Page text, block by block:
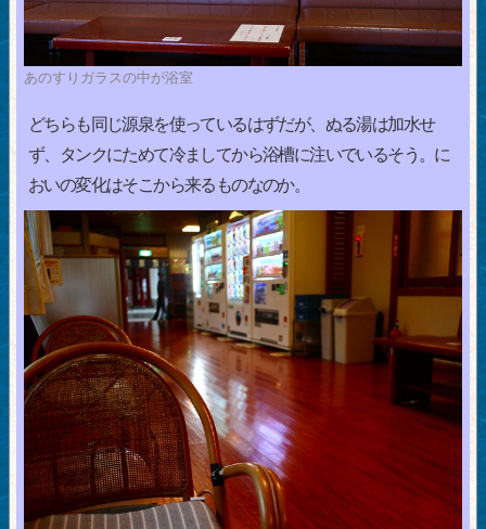
あのすりガラスの中が浴室
どちらも同じ源泉を使っているはずだが、ぬる湯は加水せ
ず、タンクにためて冷ましてから浴槽に注いでいるそう。に
おいの変化はそこから来るものなのか。